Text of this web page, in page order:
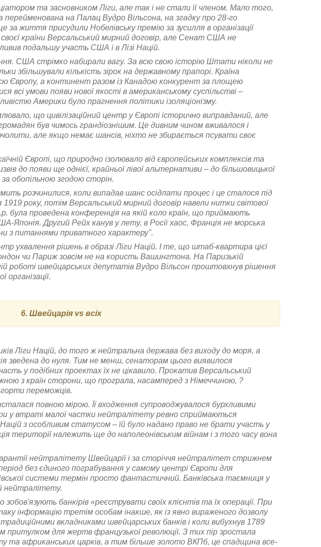
та засновником Ліги, але так і не стали її членом. Мало того,
на Палац Вудро Вільсона, на згадку про 28-го
життя присудили Нобелівську премію за зусилля в організації
своєї країни Версальський мирний договір, але Сенат США не
подальшу участь США і в Лізі Націй.
США стрімко набирали вагу. За всю свою історію Штати ніколи не
збільшували кількість зірок на державному прапорі. Країна
Європу, а континент разом із Канадою конкурент за площею
всі умови появи нової якості в американському суспільстві –
Америки було прагнення політики ізоляціонізму.
що цивілізаційний центр у Європі історично виправданий, але
був чимось грандіознішим. Це дивним чином вживалося і
але якщо немає шансів, ніхто не збирається псувати своє
Європі, що природно ізолювало від європейських комплексів та
до появи ще однієї, крайньої лівої альтернативи – до більшовицької
за обопільною згодою сторін.
розчинилися, коли випадав шанс осідлати процес і це сталося під
року, потім Версальський мирний договір навели нитки світової
була проведена конференція на якій коло країн, що приймають
Японія. Другий Рейх канув у лету, в Росії хаос, Франція не морська
з питаннями приватного характеру".
ухвалення рішень в образі Ліги Націй. І те, що штаб-квартира цієї
чи Париж зовсім не на користь Вашингтона. На Паризькій
роботі швейцарських депутатів Вудро Вільсон проштовхнув рішення
6. Швейцарія vs всіх
Ліги Націй, до того ж нейтральна держава без виходу до моря, а
зведена до нуля. Тим не менш, сенаторам цього виявилося
у подібних проектах їх не цікавило. Прокатив Версальський
з країн сторони, що програла, насамперед з Німеччиною, ?
переможців.
повною мірою. Її входження супроводжувалося бурхливими
у втраті малої частки нейтралітету ревно сприймаються
з особливим статусом – їй було надано право не брати участь у
території належить ще до наполеонівським війнам і з того часу вона
нейтралітету Швейцарії і за сторіччя нейтралітет стрижнем
без єдиного пограбування у самому центрі Європи для
системи термін просто фантастичний. Банківська таємниця у
нейтралітету.
банкірів «реєструвати своїх клієнтів та їх операції. При
інформацію третім особам інакше, як із явно вираженого дозволу
вкладниками швейцарських банків і коли вибухнув 1789
притулком для жертв французької революції. З тих пір зростала
та африканських царків, а тим більше золото ВКПб, це спадщина все-